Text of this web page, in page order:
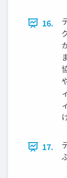
16.
17.